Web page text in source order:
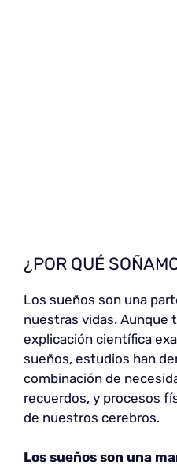
¿POR QUÉ
Los sueños son una
nuestras vidas. Aunque
explicación científica
sueños, estudios han
combinación de
recuerdos, y procesos
de nuestros cerebros.
Los sueños son una